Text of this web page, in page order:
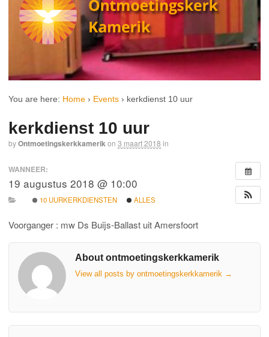
You are here: Home › Events › kerkdienst 10 uur
kerkdienst 10 uur
byOntmoetingskerkkamerikon 3 maart 2018 in
WANNEER:
19 augustus 2018 @ 10:00
10 UURKERKDIENSTEN ALLES
Voorganger : mw Ds Buijs-Ballast uit Amersfoort
About ontmoetingskerkkamerik
View all posts by ontmoetingskerkkamerik →